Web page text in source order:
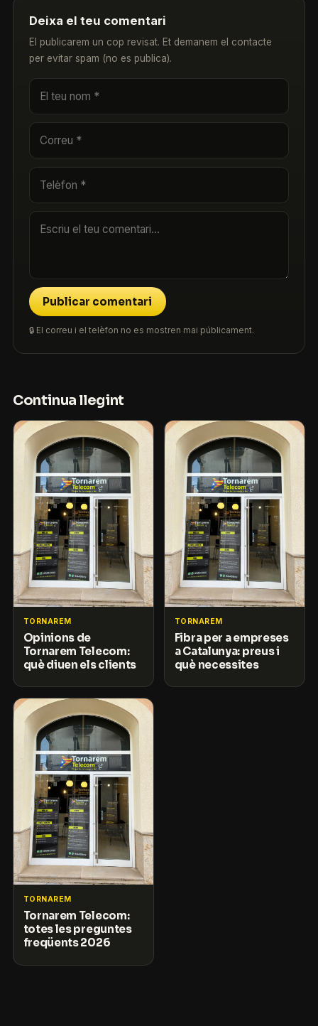
Deixa el teu comentari
El publicarem un cop revisat. Et demanem el contacte
per evitar spam (no es publica).
Publicar comentari
🔒 El correu i el telèfon no es mostren mai públicament.
Continua llegint
TORNAREM
Opinions de
Tornarem Telecom:
què diuen els clients
TORNAREM
Fibra per a empreses
a Catalunya: preus i
què necessites
TORNAREM
Tornarem Telecom:
totes les preguntes
freqüents 2026